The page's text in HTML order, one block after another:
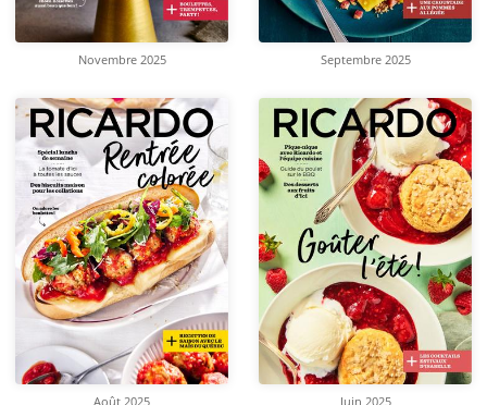
Novembre 2025 Septembre 2025
Août 2025 Juin 2025